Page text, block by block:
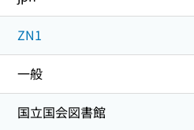
ZN1
一般
国立国会図書館